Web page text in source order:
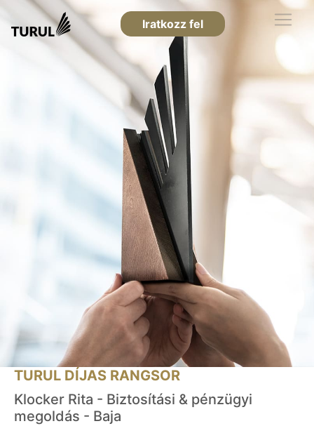
Iratkozz fel
TURUL DÍJAS RANGSOR
Klocker Rita - Biztosítási & pénzügyi
megoldás - Baja